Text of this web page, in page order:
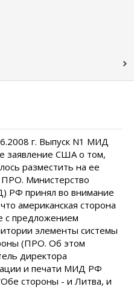
г. Выпуск N1 МИД
заявление США о том,
разместить на ее
Министерство
РФ принял во внимание
американская сторона
с предложением
элементы системы
(ПРО. Об этом
директора
и печати МИД РФ
стороны - и Литва, и